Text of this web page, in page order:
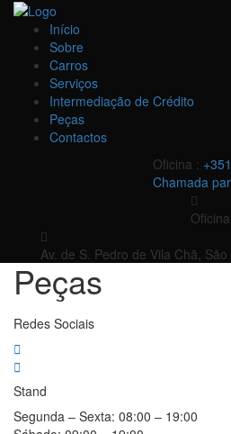
Início
Sobre
Carros
Serviços
Intermediação de Crédito
Peças
Contactos
Oficina :
Chamada
Av. de S. Pedro de Vila Chã,
Peças
Redes Sociais
Stand
Segunda – Sexta: 08:00 – 19:00